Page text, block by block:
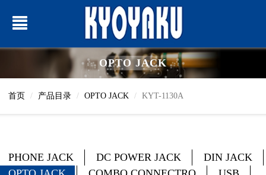
OPTO JACK
首页 产品目录 OPTO JACK KYT-1130A
PHONE JACK DC POWER JACK
DIN JACK